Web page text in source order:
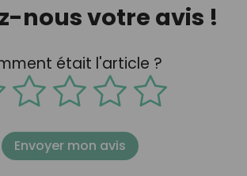
nous votre avis !
était l'article ?
Envoyer mon avis